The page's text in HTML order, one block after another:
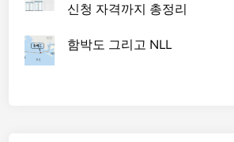
신청 자격까지 총정리
함박도 그리고 NLL